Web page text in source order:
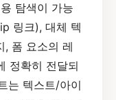
탐색이 가능
링크), 대체 텍
, 폼 요소의 레
정확히 전달되
는 텍스트/아이